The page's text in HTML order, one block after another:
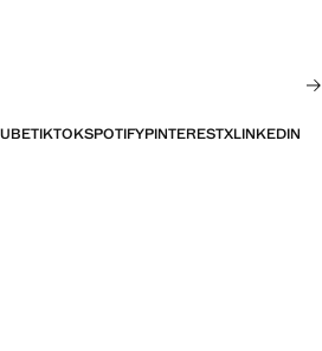
TIKTOKSPOTIFYPINTERESTXLINKEDIN